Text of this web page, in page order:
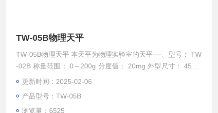
TW-05B物理天平
TW-05B物理天平 本天平为物理实验室的天平 一、型号： TW
-02B 称量范围： 0～200g 分度值： 20mg 外型尺寸： 455m
m*180mm*435mm 净重： 6.5kg 二、型号：TW-05B 称量范
35mm 净重： 6.5kg 三、型号： TW-1B 称量范围： 0～1000
更新时间：2025-02-06
产品型号：TW-05B
浏览量：6525